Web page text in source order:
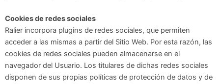
Cookies de redes sociales
Ralier incorpora plugins de redes sociales, que permiten
acceder a las mismas a partir del Sitio Web. Por esta razón, las
cookies de redes sociales pueden almacenarse en el
navegador del Usuario. Los titulares de dichas redes sociales
disponen de sus propias políticas de protección de datos y de